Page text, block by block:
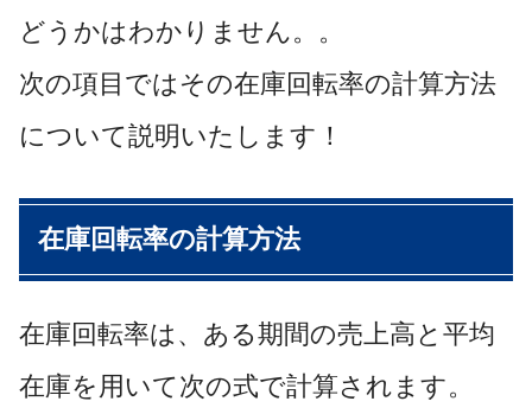
どうかはわかりません。。
次の項目ではその在庫回転率の計算方法
について説明いたします！
在庫回転率の計算方法
在庫回転率は、ある期間の売上高と平均
在庫を用いて次の式で計算されます。